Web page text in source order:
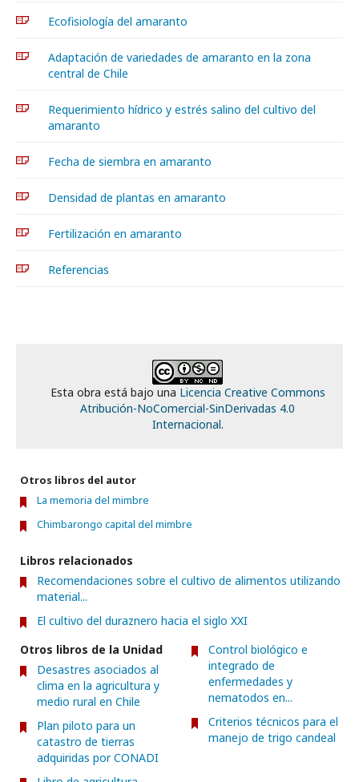
Ecofisiología del amaranto
Adaptación de variedades de amaranto en la zona
central de Chile
Requerimiento hídrico y estrés salino del cultivo del
amaranto
Fecha de siembra en amaranto
Densidad de plantas en amaranto
Fertilización en amaranto
Referencias
Esta obra está bajo una Licencia Creative Commons
Atribución-NoComercial-SinDerivadas 4.0
Internacional.
Otros libros del autor
La memoria del mimbre
Chimbarongo capital del mimbre
Libros relacionados
Recomendaciones sobre el cultivo de alimentos utilizando
material...
El cultivo del duraznero hacia el siglo XXI
Otros libros de la Unidad
Desastres asociados al
clima en la agricultura y
medio rural en Chile
Plan piloto para un
catastro de tierras
adquiridas por CONADI
Control biológico e
integrado de
enfermedades y
nematodos en...
Criterios técnicos para el
manejo de trigo candeal